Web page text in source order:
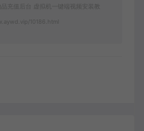
充值后台 虚拟机一键端视频安装教
10186.html